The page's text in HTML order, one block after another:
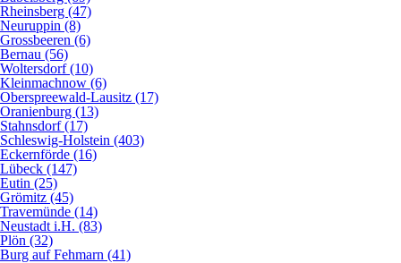
Rheinsberg (47)
Neuruppin (8)
Grossbeeren (6)
Bernau (56)
Woltersdorf (10)
Kleinmachnow (6)
Oberspreewald-Lausitz (17)
Oranienburg (13)
Stahnsdorf (17)
Schleswig-Holstein (403)
Eckernförde (16)
Lübeck (147)
Eutin (25)
Grömitz (45)
Travemünde (14)
Neustadt i.H. (83)
Plön (32)
Burg auf Fehmarn (41)